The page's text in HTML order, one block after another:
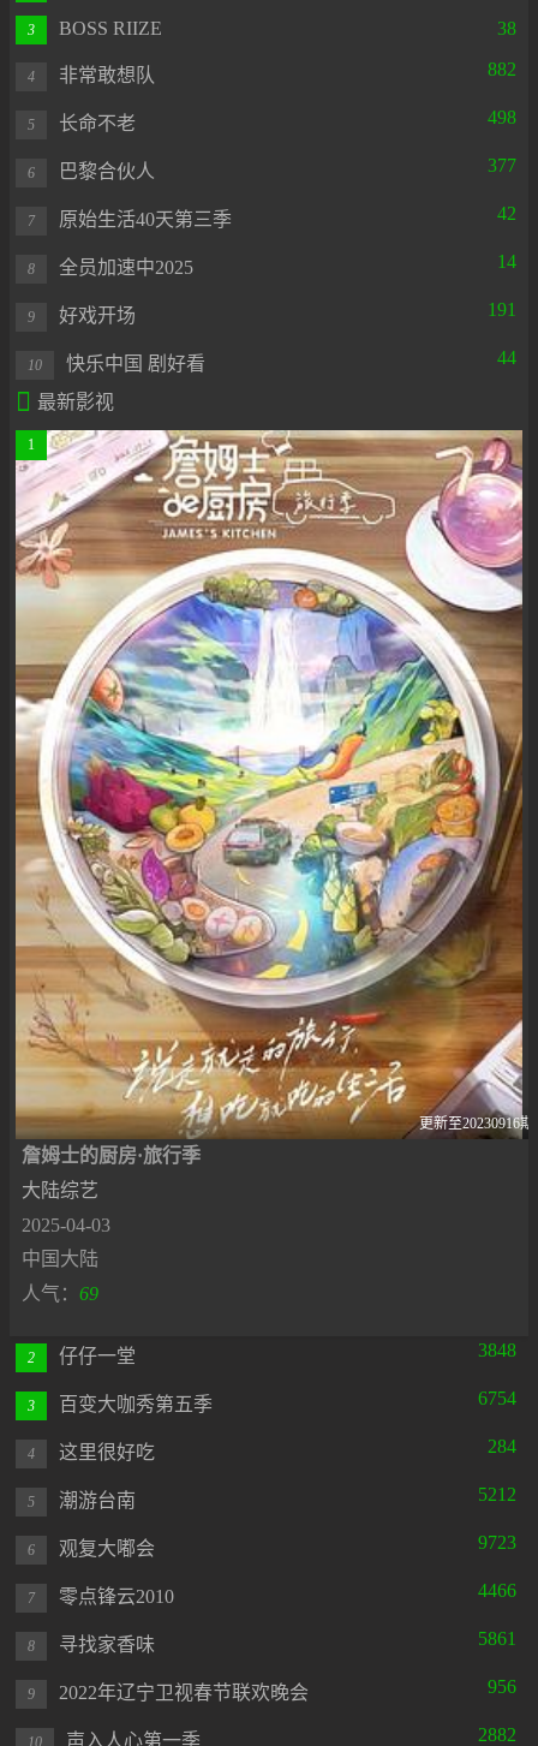
3 BOSS RIIZE 38
4 非常敢想队 882
5 长命不老 498
6 巴黎合伙人 377
7 原始生活40天第三季 42
8 全员加速中2025 14
9 好戏开场 191
10 快乐中国 剧好看 44
 最新影视
更新至20230916期
1
詹姆士的厨房·旅行季
大陆综艺
2025-04-03
中国大陆
人气： 69
2 仔仔一堂 3848
3 百变大咖秀第五季 6754
4 这里很好吃 284
5 潮游台南 5212
6 观复大嘟会 9723
7 零点锋云2010 4466
8 寻找家香味 5861
9 2022年辽宁卫视春节联欢晚会 956
声入人心第一季 2882